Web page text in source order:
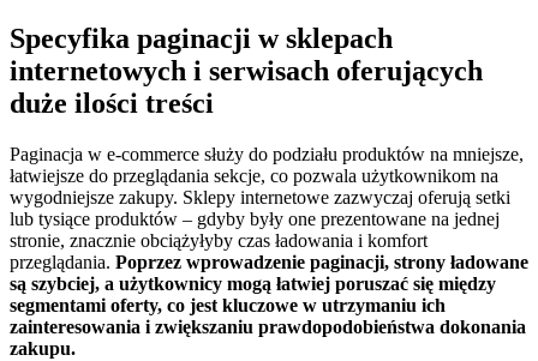
Specyfika paginacji w sklepach
internetowych i serwisach oferujących
duże ilości treści
Paginacja w e-commerce służy do podziału produktów na mniejsze,
łatwiejsze do przeglądania sekcje, co pozwala użytkownikom na
wygodniejsze zakupy. Sklepy internetowe zazwyczaj oferują setki
lub tysiące produktów – gdyby były one prezentowane na jednej
stronie, znacznie obciążyłyby czas ładowania i komfort
przeglądania. Poprzez wprowadzenie paginacji, strony ładowane
są szybciej, a użytkownicy mogą łatwiej poruszać się między
segmentami oferty, co jest kluczowe w utrzymaniu ich
zainteresowania i zwiększaniu prawdopodobieństwa dokonania
zakupu.